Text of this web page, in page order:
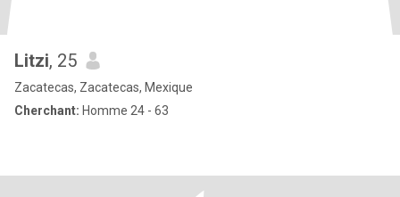
Litzi, 25
Zacatecas, Zacatecas, Mexique
Cherchant: Homme 24 - 63